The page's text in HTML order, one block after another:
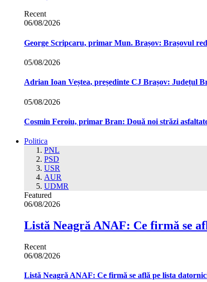
Recent
06/08/2026
George Scripcaru, primar Mun. Brașov: Brașovul
05/08/2026
Adrian Ioan Veștea, președinte CJ Brașov: Județul
05/08/2026
Cosmin Feroiu, primar Bran: Două noi străzi
Politica
PNL
PSD
USR
AUR
UDMR
Featured
06/08/2026
Listă Neagră ANAF: Ce firmă se
Recent
06/08/2026
Listă Neagră ANAF: Ce firmă se află pe lista